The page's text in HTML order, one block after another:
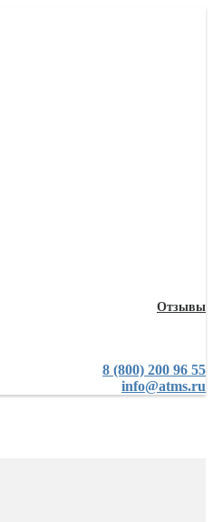
Отзывы
8 (800) 200 96 55
info@atms.ru